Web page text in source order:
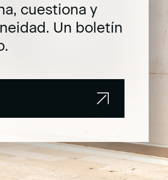
cuestiona y
Un boletín